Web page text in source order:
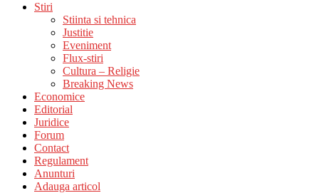
Stiri
Stiinta si tehnica
Justitie
Eveniment
Flux-stiri
Cultura – Religie
Breaking News
Economice
Editorial
Juridice
Forum
Contact
Regulament
Anunturi
Adauga articol